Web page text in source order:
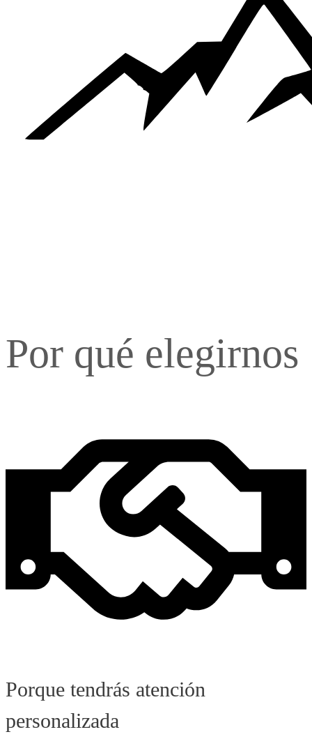
Por qué elegirnos
Porque tendrás atención
personalizada